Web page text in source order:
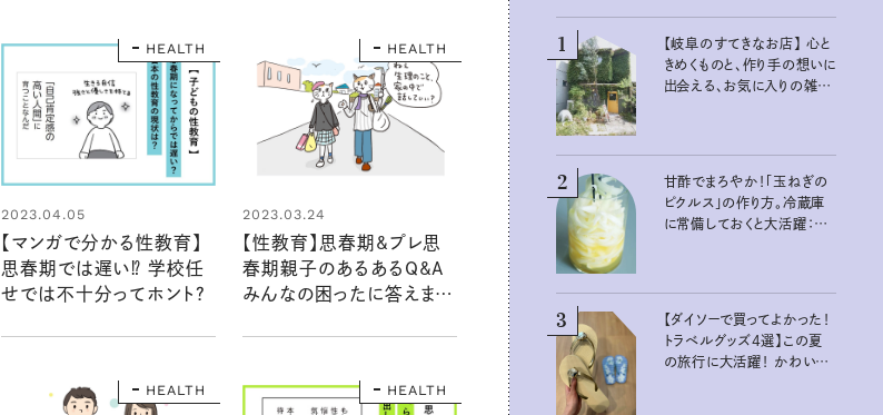
HEALTH
2023.04.05
【マンガで分かる性教育】
思春期では遅い⁉ 学校任
せでは不十分ってホント？
HEALTH
2023.03.24
【性教育】思春期&プレ思
春期親子のあるあるQ&A
みんなの困ったに答えま
HEALTH HEALTH
1
【岐阜のすてきなお店】 心と
きめくものと、作り手の想いに
出会える、お気に入りの雑貨
2
甘酢でまろやか！「玉ねぎの
ピクルス」の作り方。冷蔵庫
に常備しておくと大活躍：真
3
【ダイソーで買ってよかった！
トラベルグッズ4選】この夏
の旅行に大活躍！ かわいく